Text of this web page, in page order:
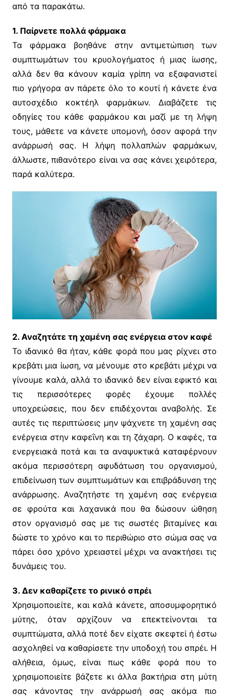
από τα παρακάτω.
1. Παίρνετε πολλά φάρμακα
Τα φάρμακα βοηθάνε στην αντιμετώπιση των
συμπτωμάτων του κρυολογήματος ή μιας ίωσης,
αλλά δεν θα κάνουν καμία γρίπη να εξαφανιστεί
πιο γρήγορα αν πάρετε όλο το κουτί ή κάνετε ένα
αυτοσχέδιο κοκτέηλ φαρμάκων. Διαβάζετε τις
οδηγίες του κάθε φαρμάκου και μαζί με τη λήψη
τους, μάθετε να κάνετε υπομονή, όσον αφορά την
ανάρρωσή σας. Η λήψη πολλαπλών φαρμάκων,
άλλωστε, πιθανότερο είναι να σας κάνει χειρότερα,
παρά καλύτερα.
2. Αναζητάτε τη χαμένη σας ενέργεια στον καφέ
Το ιδανικό θα ήταν, κάθε φορά που μας ρίχνει στο
κρεβάτι μια ίωση, να μένουμε στο κρεβάτι μέχρι να
γίνουμε καλά, αλλά το ιδανικό δεν είναι εφικτό και
τις περισσότερες φορές έχουμε πολλές
υποχρεώσεις, που δεν επιδέχονται αναβολής. Σε
αυτές τις περιπτώσεις μην ψάχνετε τη χαμένη σας
ενέργεια στην καφεΐνη και τη ζάχαρη. Ο καφές, τα
ενεργειακά ποτά και τα αναψυκτικά καταφέρνουν
ακόμα περισσότερη αφυδάτωση του οργανισμού,
επιδείνωση των συμπτωμάτων και επιβράδυνση της
ανάρρωσης. Αναζητήστε τη χαμένη σας ενέργεια
σε φρούτα και λαχανικά που θα δώσουν ώθηση
στον οργανισμό σας με τις σωστές βιταμίνες και
δώστε το χρόνο και το περιθώριο στο σώμα σας να
πάρει όσο χρόνο χρειαστεί μέχρι να ανακτήσει τις
δυνάμεις του.
3. Δεν καθαρίζετε το ρινικό σπρέι
Χρησιμοποιείτε, και καλά κάνετε, αποσυμφορητικό
μύτης, όταν αρχίζουν να επεκτείνονται τα
συμπτώματα, αλλά ποτέ δεν είχατε σκεφτεί ή έστω
ασχοληθεί να καθαρίσετε την υποδοχή του σπρέι. Η
αλήθεια, όμως, είναι πως κάθε φορά που το
χρησιμοποιείτε βάζετε κι άλλα βακτήρια στη μύτη
σας κάνοντας την ανάρρωσή σας ακόμα πιο